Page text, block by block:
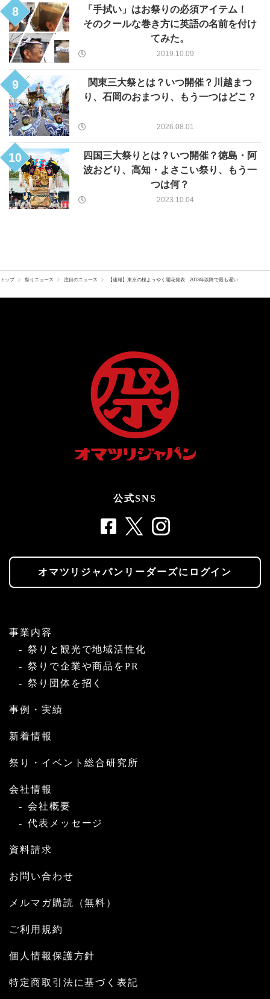
「手拭い」はお祭りの必須アイテム！
そのクールな巻き方に英語の名前を付け
てみた。
2019.10.09
8
関東三大祭とは？いつ開催？川越まつ
り、石岡のおまつり、もう一つはどこ？
2026.08.01
9
四国三大祭りとは？いつ開催？徳島・阿
波おどり、高知・よさこい祭り、もう一
つは何？
2023.10.04
10
トップ 祭りニュース 注目のニュース 【速報】東京の桜ようやく開花発表 2013年以降で最も遅い
公式SNS
オマツリジャパンリーダーズにログイン
事業内容
祭りと観光で地域活性化
祭りで企業や商品をPR
祭り団体を招く
事例・実績
新着情報
祭り・イベント総合研究所
会社情報
会社概要
代表メッセージ
資料請求
お問い合わせ
メルマガ購読（無料）
ご利用規約
個人情報保護方針
特定商取引法に基づく表記